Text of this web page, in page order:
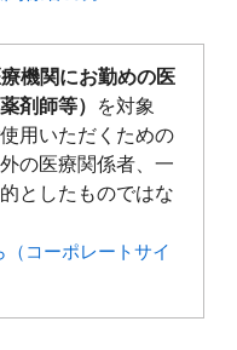
機関にお勤めの医
剤師等）
を対象
用いただくための
の医療関係者、一
としたものではな
コーポレートサイ